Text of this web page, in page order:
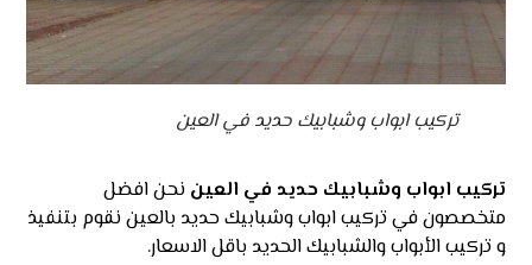
تركيب ابواب وشبابيك حديد في العين
تركيب ابواب وشبابيك حديد في العيننحن افضل
متخصصون في تركيب ابواب وشبابيك حديد بالعين نقوم بتنفيذ
و تركيب الأبواب والشبابيك الحديد باقل الاسعار.